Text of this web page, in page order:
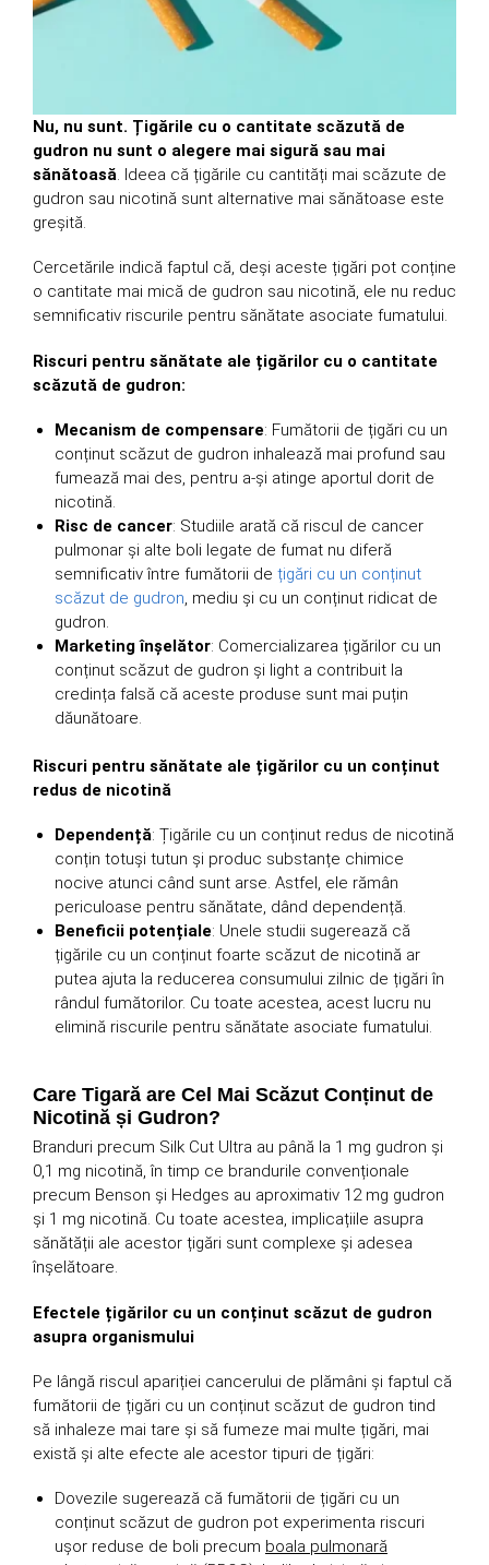
Nu, nu sunt. Țigările cu o cantitate scăzută de
gudron nu sunt o alegere mai sigură sau mai
sănătoasă. Ideea că țigările cu cantități mai scăzute de
gudron sau nicotină sunt alternative mai sănătoase este
greșită.
Cercetările indică faptul că, deși aceste țigări pot conține
o cantitate mai mică de gudron sau nicotină, ele nu reduc
semnificativ riscurile pentru sănătate asociate fumatului.
Riscuri pentru sănătate ale țigărilor cu o cantitate
scăzută de gudron:
Mecanism de compensare: Fumătorii de țigări cu un
conținut scăzut de gudron inhalează mai profund sau
fumează mai des, pentru a-și atinge aportul dorit de
nicotină.
Risc de cancer: Studiile arată că riscul de cancer
pulmonar și alte boli legate de fumat nu diferă
semnificativ între fumătorii de țigări cu un conținut
scăzut de gudron, mediu și cu un conținut ridicat de
gudron.
Marketing înșelător: Comercializarea țigărilor cu un
conținut scăzut de gudron și light a contribuit la
credința falsă că aceste produse sunt mai puțin
dăunătoare.
Riscuri pentru sănătate ale țigărilor cu un conținut
redus de nicotină
Dependență: Țigările cu un conținut redus de nicotină
conțin totuși tutun și produc substanțe chimice
nocive atunci când sunt arse. Astfel, ele rămân
periculoase pentru sănătate, dând dependență.
Beneficii potențiale: Unele studii sugerează că
țigările cu un conținut foarte scăzut de nicotină ar
putea ajuta la reducerea consumului zilnic de țigări în
rândul fumătorilor. Cu toate acestea, acest lucru nu
elimină riscurile pentru sănătate asociate fumatului.
Care Tigară are Cel Mai Scăzut Conținut de
Nicotină și Gudron?
Branduri precum Silk Cut Ultra au până la 1 mg gudron și
0,1 mg nicotină, în timp ce brandurile convenționale
precum Benson și Hedges au aproximativ 12 mg gudron
și 1 mg nicotină. Cu toate acestea, implicațiile asupra
sănătății ale acestor țigări sunt complexe și adesea
înșelătoare.
Efectele țigărilor cu un conținut scăzut de gudron
asupra organismului
Pe lângă riscul apariției cancerului de plămâni și faptul că
fumătorii de țigări cu un conținut scăzut de gudron tind
să inhaleze mai tare și să fumeze mai multe țigări, mai
există și alte efecte ale acestor tipuri de țigări:
Dovezile sugerează că fumătorii de țigări cu un
conținut scăzut de gudron pot experimenta riscuri
ușor reduse de boli precum boala pulmonară